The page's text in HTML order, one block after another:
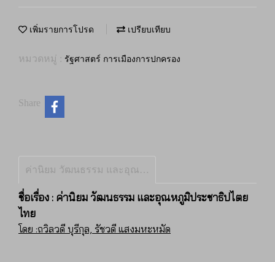
เพิ่มรายการโปรด เปรียบเทียบ
หมวดหมู่ : รัฐศาสตร์ การเมืองการปกครอง
Share
ค่านิยม วัฒนธรรม และอุณหภูมิประชาธิปไตยไทย
ชื่อเรื่อง : ค่านิยม วัฒนธรรม และอุณหภูมิประชาธิปไตย
ไทย
โดย :ถวิลวดี บุรีกุล, รัชวดี แสงมหะหมัด